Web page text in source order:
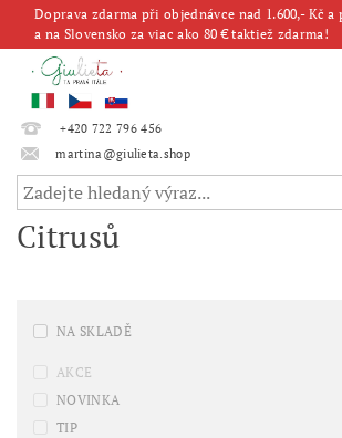
Doprava zdarma při objednávce nad 1.600,- Kč a
a na Slovensko za viac ako 80 € taktiež zdarma!
+420 722 796 456
martina@giulieta.shop
Citrusů
NA SKLADĚ
AKCE
NOVINKA
TIP